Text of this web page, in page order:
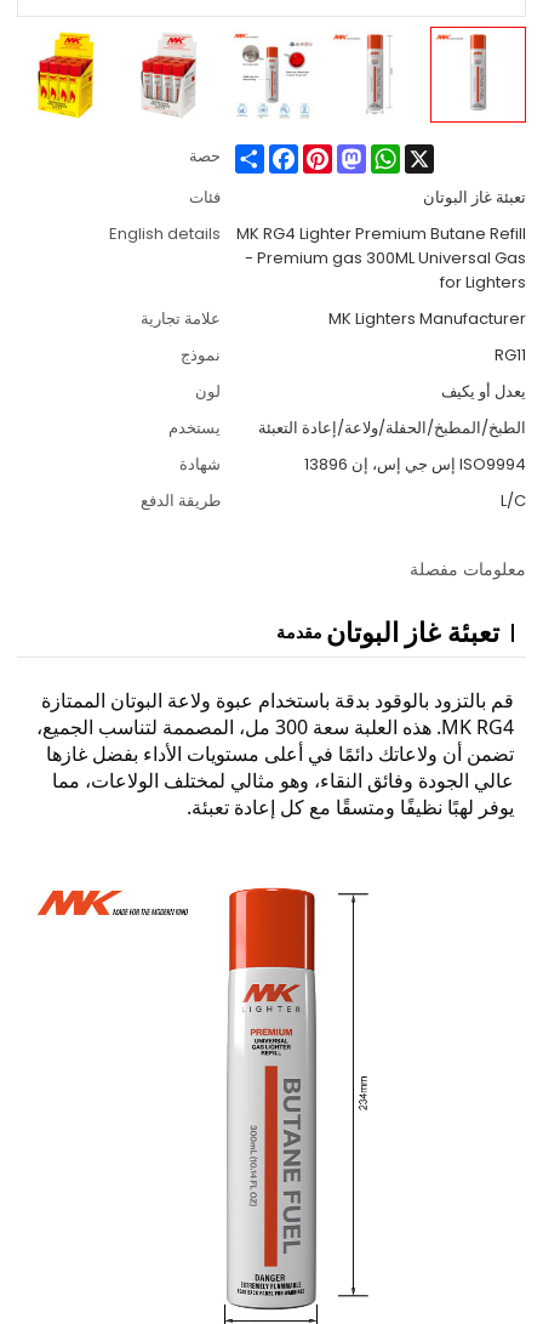
حصةShare
FacebookPinterest
Mastodon
WhatsApp
X
فئات
تعبئة غاز البوتان
English details
MK RG4 Lighter Premium Butane Refill
- Premium gas 300ML Universal Gas
for Lighters
علامة تجارية
MK Lighters Manufacturer
نموذج
RG11
لون
يعدل أو يكيف
يستخدم
الطبخ/المطبخ/الحفلة/ولاعة/إعادة التعبئة
شهادة
ISO9994 إس جي إس، إن 13896
طريقة الدفع
L/C
معلومات مفصلة
تعبئة غاز البوتان مقدمة
قم بالتزود بالوقود بدقة باستخدام عبوة ولاعة البوتان الممتازة
MK RG4. هذه العلبة سعة 300 مل، المصممة لتناسب الجميع،
تضمن أن ولاعاتك دائمًا في أعلى مستويات الأداء بفضل غازها
عالي الجودة وفائق النقاء، وهو مثالي لمختلف الولاعات، مما
يوفر لهبًا نظيفًا ومتسقًا مع كل إعادة تعبئة.